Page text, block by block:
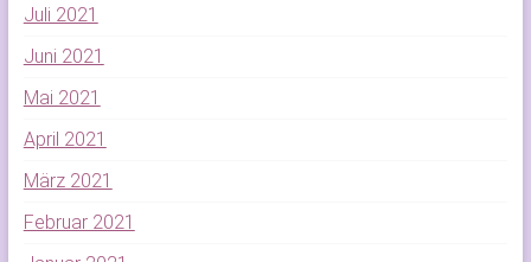
Juli 2021
Juni 2021
Mai 2021
April 2021
März 2021
Februar 2021